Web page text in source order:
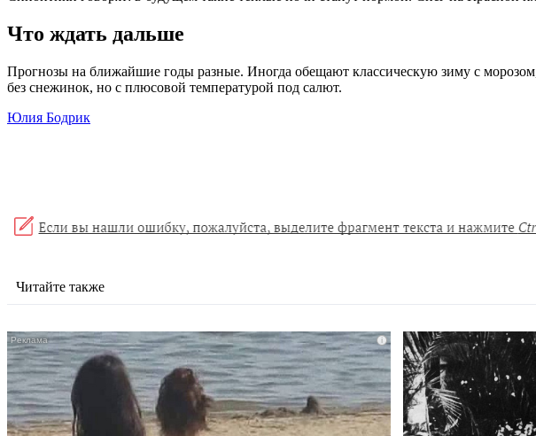
Что ждать дальше
Прогнозы на ближайшие годы разные. Иногда обещают классическую зиму с
без снежинок, но с плюсовой температурой под салют.
Юлия Бодрик
Читайте также
i